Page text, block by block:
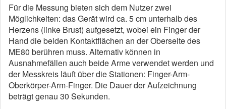
Für die Messung bieten sich dem Nutzer zwei
Möglichkeiten: das Gerät wird ca. 5 cm unterhalb des
Herzens (linke Brust) aufgesetzt, wobei ein Finger der
Hand die beiden Kontaktflächen an der Oberseite des
ME80 berühren muss. Alternativ können in
Ausnahmefällen auch beide Arme verwendet werden und
der Messkreis läuft über die Stationen: Finger-Arm-
Oberkörper-Arm-Finger. Die Dauer der Aufzeichnung
beträgt genau 30 Sekunden.